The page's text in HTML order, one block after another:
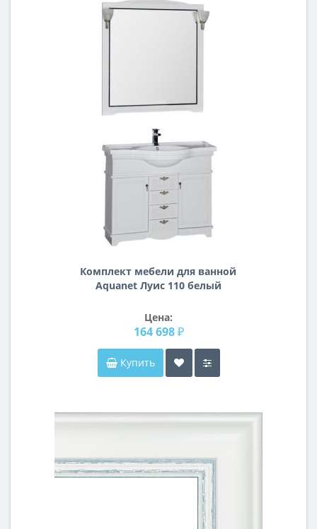
Комплект мебели для ванной
Aquanet Луис 110 белый
Цена:
164 698 ₽
Купить